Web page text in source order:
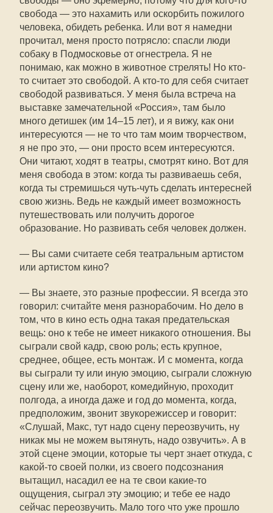
свобода — это нахамить или оскорбить пожилого
человека, обидеть ребенка. Или вот я намедни
прочитал, меня просто потрясло: спасли люди
собаку в Подмосковье от огнестрела. Я не
понимаю, как можно в животное стрелять! Но кто-
то считает это свободой. А кто-то для себя считает
свободой развиваться. У меня была встреча на
выставке замечательной «Россия», там было
много детишек (им 14–15 лет), и я вижу, как они
интересуются — не то что там моим творчеством,
я не про это, — они просто всем интересуются.
Они читают, ходят в театры, смотрят кино. Вот для
меня свобода в этом: когда ты развиваешь себя,
когда ты стремишься чуть-чуть сделать интересней
свою жизнь. Ведь не каждый имеет возможность
путешествовать или получить дорогое
образование. Но развивать себя человек должен.
— Вы сами считаете себя театральным артистом
или артистом кино?
— Вы знаете, это разные профессии. Я всегда это
говорил: считайте меня разнорабочим. Но дело в
том, что в кино есть одна такая предательская
вещь: оно к тебе не имеет никакого отношения. Вы
сыграли свой кадр, свою роль; есть крупное,
среднее, общее, есть монтаж. И с момента, когда
вы сыграли ту или иную эмоцию, сыграли сложную
сцену или же, наоборот, комедийную, проходит
полгода, а иногда даже и год до момента, когда,
предположим, звонит звукорежиссер и говорит:
«Слушай, Макс, тут надо сцену переозвучить, ну
никак мы не можем вытянуть, надо озвучить». А в
этой сцене эмоции, которые ты черт знает откуда, с
какой-то своей полки, из своего подсознания
вытащил, насадил ее на те свои какие-то
ощущения, сыграл эту эмоцию; и тебе ее надо
сейчас переозвучить. Мало того что уже прошло